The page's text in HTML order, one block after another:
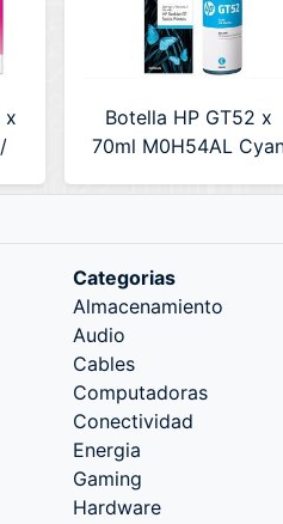
x
Botella HP GT52 x
70ml M0H54AL
Categorias
Almacenamiento
Audio
Cables
Computadoras
Conectividad
Energia
Gaming
Hardware